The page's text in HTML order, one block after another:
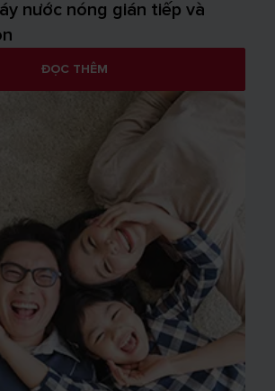
nước nóng gián tiếp và
ĐỌC THÊM